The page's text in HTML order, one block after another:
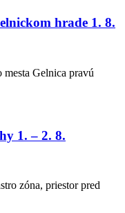
hrade 1. 8.
Gelnica pravú
1. – 2. 8.
zóna, priestor pred